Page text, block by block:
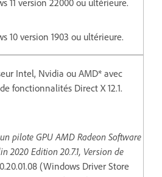
10 version 1903 ou ultérieure.
Intel, Nvidia ou AMD* avec
fonctionnalités Direct X 12.1.
pilote GPU AMD Radeon Software
2020 Edition 20.7.1, Version de
(Windows Driver Store